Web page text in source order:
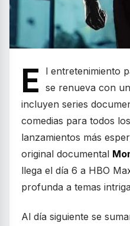
E
l entretenimiento
se renueva con
incluyen series
comedias para todos
lanzamientos más
original documental
llega el día 6 a HBO
profunda a temas
Al día siguiente se